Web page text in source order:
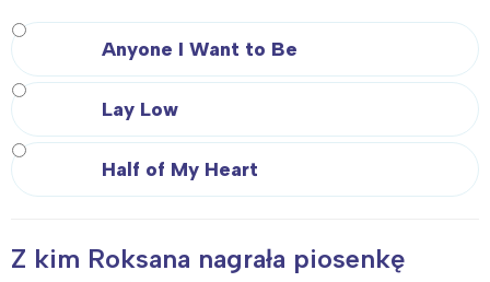
Anyone I Want to Be
Lay Low
Half of My Heart
Z kim Roksana nagrała piosenkę